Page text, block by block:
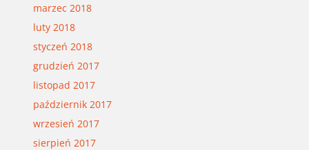
marzec 2018
luty 2018
styczeń 2018
grudzień 2017
listopad 2017
październik 2017
wrzesień 2017
sierpień 2017